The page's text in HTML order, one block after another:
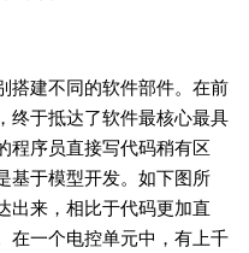
搭建不同的软件部件。在前
终于抵达了软件最核心最具
序员直接写代码稍有区
基于模型开发。如下图所
出来，相比于代码更加直
在一个电控单元中，有上千